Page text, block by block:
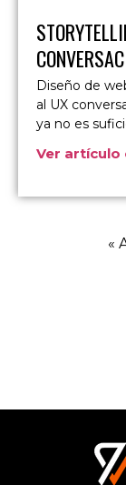
Diseño de
al UX
ya no es
Ver artículo
«